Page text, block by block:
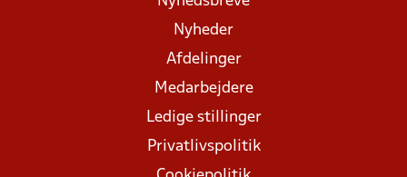
Nyheder
Afdelinger
Medarbejdere
Ledige stillinger
Privatlivspolitik